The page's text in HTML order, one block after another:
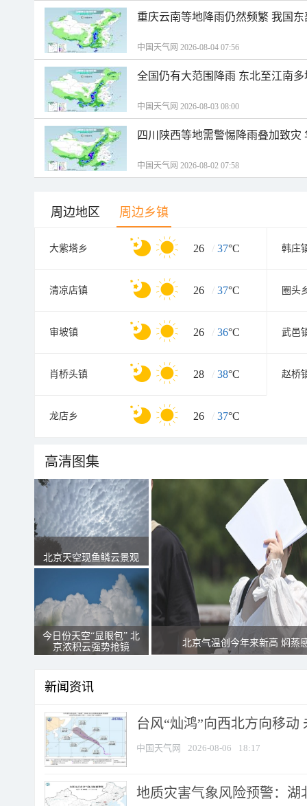
重庆云南等地降雨仍然频繁 我国
中国天气网 2026-08-04 07:56
全国仍有大范围降雨 东北至江南
中国天气网 2026-08-03 08:00
四川陕西等地需警惕降雨叠加致
中国天气网 2026-08-02 07:58
周边地区 周边乡镇
大紫塔乡 26 / 37°C 韩庄
清凉店镇 26 / 37°C 圈头
审坡镇 26 / 36°C 武邑
肖桥头镇 28 / 38°C 赵桥
龙店乡 26 / 37°C
高清图集
北京天空现鱼鳞云景观
今日份天空“显眼包” 北
京浓积云强势抢镜
北京气温创今年来新高 焖蒸
新闻资讯
台风“灿鸿”向西北方向移动
中国天气网 2026-08-06 18:17
地质灾害气象风险预警：湖